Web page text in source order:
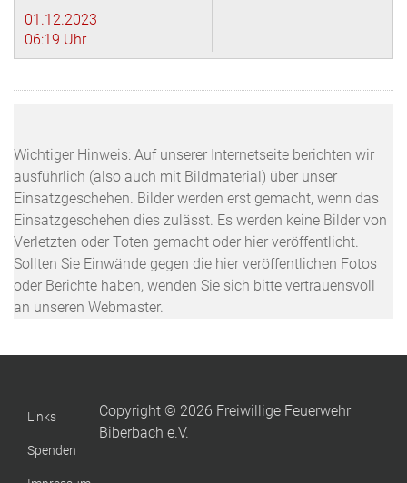
01.12.2023
06:19 Uhr
Wichtiger Hinweis: Auf unserer Internetseite berichten wir
ausführlich (also auch mit Bildmaterial) über unser
Einsatzgeschehen. Bilder werden erst gemacht, wenn das
Einsatzgeschehen dies zulässt. Es werden keine Bilder von
Verletzten oder Toten gemacht oder hier veröffentlicht.
Sollten Sie Einwände gegen die hier veröffentlichen Fotos
oder Berichte haben, wenden Sie sich bitte vertrauensvoll
an unseren Webmaster.
Links
Spenden
Copyright © 2026 Freiwillige Feuerwehr
Biberbach e.V.